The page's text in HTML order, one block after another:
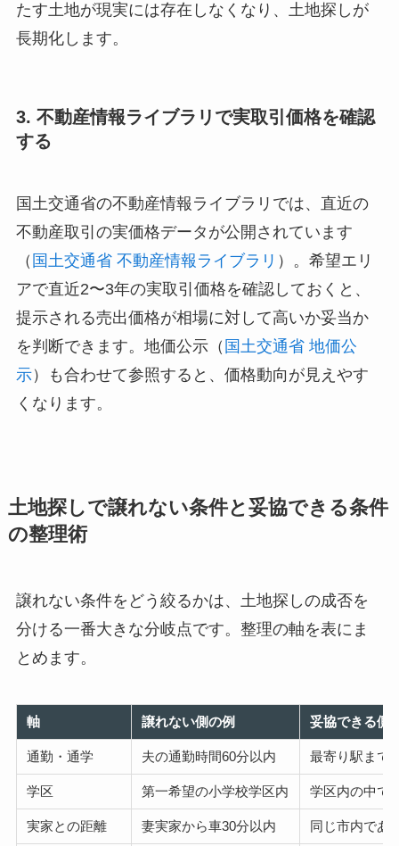
たす土地が現実には存在しなくなり、土地探しが
長期化します。
3. 不動産情報ライブラリで実取引価格を確認
する
国土交通省の不動産情報ライブラリでは、直近の
不動産取引の実価格データが公開されています
（ 国土交通省 不動産情報ライブラリ ）。希望エリ
アで直近2〜3年の実取引価格を確認しておくと、
提示される売出価格が相場に対して高いか妥当か
を判断できます。地価公示（ 国土交通省 地価公
示）も合わせて参照すると、価格動向が見えやす
くなります。
土地探しで譲れない条件と妥協できる条件
の整理術
譲れない条件をどう絞るかは、土地探しの成否を
分ける一番大きな分岐点です。整理の軸を表にま
とめます。
軸 譲れない側の例 妥協できる側
通勤・通学 夫の通勤時間60分以内 最寄り駅まで
学区 第一希望の小学校学区内 学区内の中で
実家との距離 妻実家から車30分以内 同じ市内であ